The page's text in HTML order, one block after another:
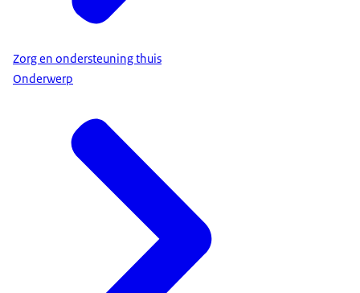
Zorg en ondersteuning thuis
Onderwerp